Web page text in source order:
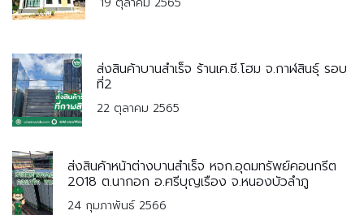
ส่งสินค้าบานสำเร็จ ร้านเค.ซี.โฮม จ.กาฬสินธุ์ รอบ
ที่2
22 ตุลาคม 2565
ส่งสินค้าหน้าต่างบานสำเร็จ หจก.อุดมทรัพย์คอนกรีต
2018 ต.นากอก อ.ศรีบุญเรือง จ.หนองบัวลำภู
24 กุมภาพันธ์ 2566